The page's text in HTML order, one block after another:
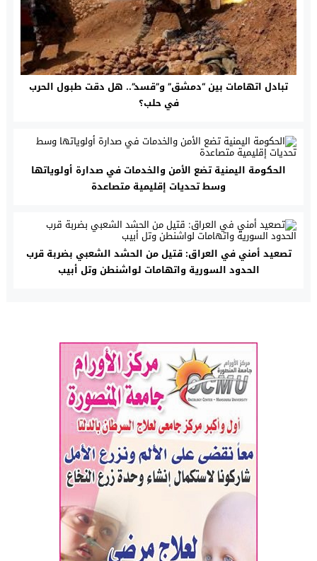
تبادل اتهامات بين “دمشق” و”قسد”.. هل دقت طبول الحرب
في حلب؟
الحكومة اليمنية تضع الأمن والخدمات في صدارة أولوياتها
وسط تحديات إقليمية متصاعدة
تصعيد أمني في العراق: قتيل من الحشد الشعبي بضربة قرب
الحدود السورية واتهامات لواشنطن وتل أبيب